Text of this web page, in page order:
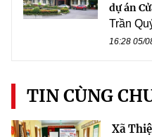
dự án
Trần
16:28 05/
TIN CÙNG
Xã